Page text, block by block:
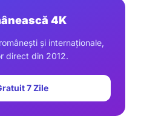
4K
și internaționale,
direct din 2012.
7 Zile